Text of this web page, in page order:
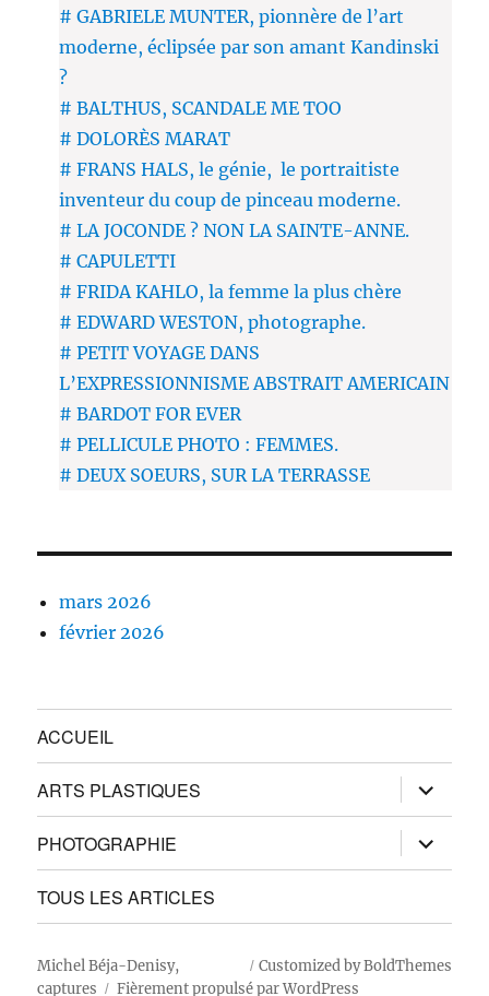
# GABRIELE MUNTER, pionnère de l’art
moderne, éclipsée par son amant Kandinski
?
# BALTHUS, SCANDALE ME TOO
# DOLORÈS MARAT
# FRANS HALS, le génie, le portraitiste
inventeur du coup de pinceau moderne.
# LA JOCONDE ? NON LA SAINTE-ANNE.
# CAPULETTI
# FRIDA KAHLO, la femme la plus chère
# EDWARD WESTON, photographe.
# PETIT VOYAGE DANS
L’EXPRESSIONNISME ABSTRAIT AMERICAIN
# BARDOT FOR EVER
# PELLICULE PHOTO : FEMMES.
# DEUX SOEURS, SUR LA TERRASSE
mars 2026
février 2026
ACCUEIL
ARTS PLASTIQUES
ouvrir
le
sous-
menu
PHOTOGRAPHIE
ouvrir
le
sous-
TOUS LES ARTICLES
Customized by BoldThemes
Michel Béja-Denisy,
captures
Fièrement propulsé par WordPress